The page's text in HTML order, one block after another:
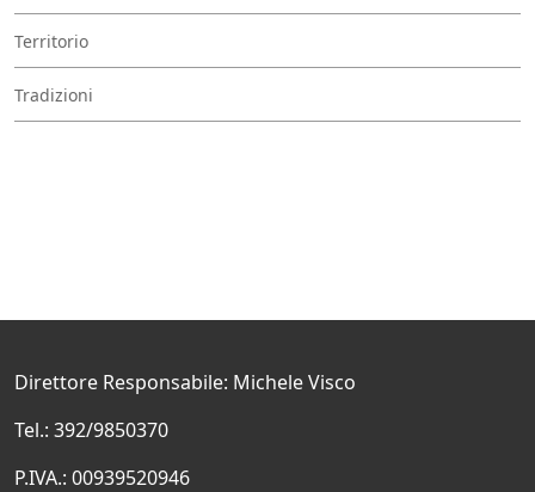
Territorio
Tradizioni
Direttore Responsabile: Michele Visco
Tel.: 392/9850370
P.IVA.: 00939520946